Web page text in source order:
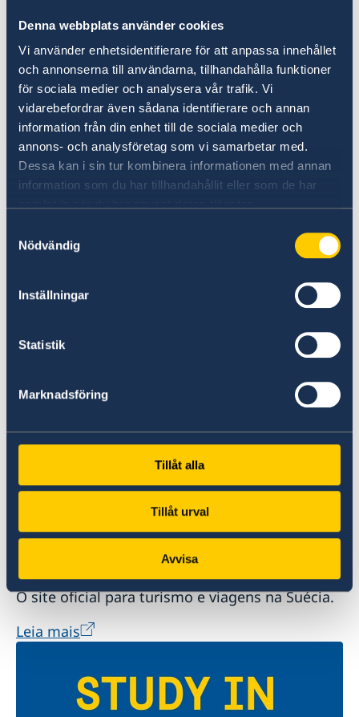
Denna webbplats använder cookies
Vi använder enhetsidentifierare för att anpassa innehållet
och annonserna till användarna, tillhandahålla funktioner
för sociala medier och analysera vår trafik. Vi
vidarebefordrar även sådana identifierare och annan
information från din enhet till de sociala medier och
annons- och analysföretag som vi samarbetar med.
Dessa kan i sin tur kombinera informationen med annan
information som du har tillhandahållit eller som de har
Nödvändig
Inställningar
Statistik
Marknadsföring
Tillåt alla
Tillåt urval
Avvisa
Suspeita de irregularidades
Se tiver alguma queixa ou suspeitar de crimes
apresentar uma queixa/denuncia ao Ministério
Apresentar uma queixa contra o MNE (em
Denunciar suspeitas de crimes ou outras
Bem-vindo à Suécia
O site oficial para turismo e viagens na Suécia.
Leia mais